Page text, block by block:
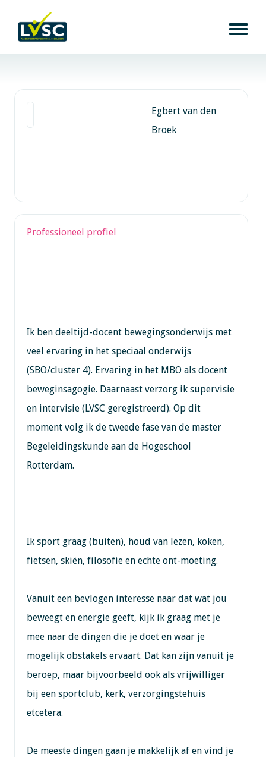
Egbert van den
Broek
Professioneel profiel
Ik ben deeltijd-docent bewegingsonderwijs met
veel ervaring in het speciaal onderwijs
(SBO/cluster 4). Ervaring in het MBO als docent
beweginsagogie. Daarnaast verzorg ik supervisie
en intervisie (LVSC geregistreerd). Op dit
moment volg ik de tweede fase van de master
Begeleidingskunde aan de Hogeschool
Rotterdam.
Ik sport graag (buiten), houd van lezen, koken,
fietsen, skiën, filosofie en echte ont-moeting.
Vanuit een bevlogen interesse naar dat wat jou
beweegt en energie geeft, kijk ik graag met je
mee naar de dingen die je doet en waar je
mogelijk obstakels ervaart. Dat kan zijn vanuit je
beroep, maar bijvoorbeeld ook als vrijwilliger
bij een sportclub, kerk, verzorgingstehuis
etcetera.
De meeste dingen gaan je makkelijk af en vind je